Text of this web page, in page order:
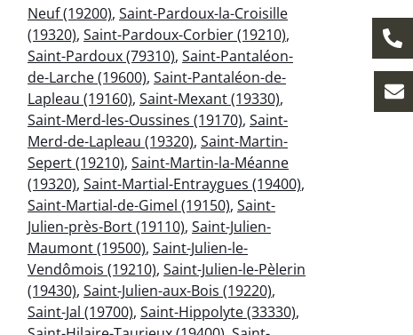
Neuf (19200), Saint-Pardoux-la-Croisille
(19320), Saint-Pardoux-Corbier (19210),
Saint-Pardoux (79310), Saint-Pantaléon-
de-Larche (19600), Saint-Pantaléon-de-
Lapleau (19160), Saint-Mexant (19330),
Saint-Merd-les-Oussines (19170), Saint-
Merd-de-Lapleau (19320), Saint-Martin-
Sepert (19210), Saint-Martin-la-Méanne
(19320), Saint-Martial-Entraygues (19400),
Saint-Martial-de-Gimel (19150), Saint-
Julien-près-Bort (19110), Saint-Julien-
Maumont (19500), Saint-Julien-le-
Vendômois (19210), Saint-Julien-le-Pèlerin
(19430), Saint-Julien-aux-Bois (19220),
Saint-Jal (19700), Saint-Hippolyte (33330),